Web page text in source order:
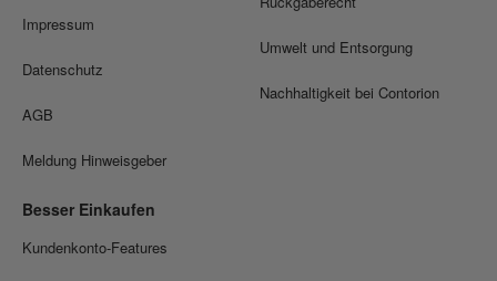
Impressum
Datenschutz
AGB
Meldung Hinweisgeber
Umwelt und Entsorgung
Nachhaltigkeit bei Contorion
Besser Einkaufen
Kundenkonto-Features